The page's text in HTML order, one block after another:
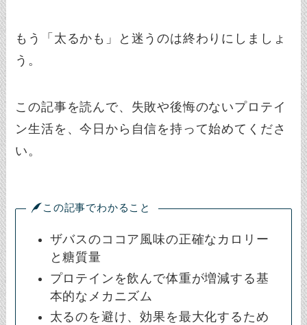
もう「太るかも」と迷うのは終わりにしましょ
う。
この記事を読んで、失敗や後悔のないプロテイ
ン生活を、今日から自信を持って始めてくださ
い。
この記事でわかること
ザバスのココア風味の正確なカロリー
と糖質量
プロテインを飲んで体重が増減する基
本的なメカニズム
太るのを避け、効果を最大化するため